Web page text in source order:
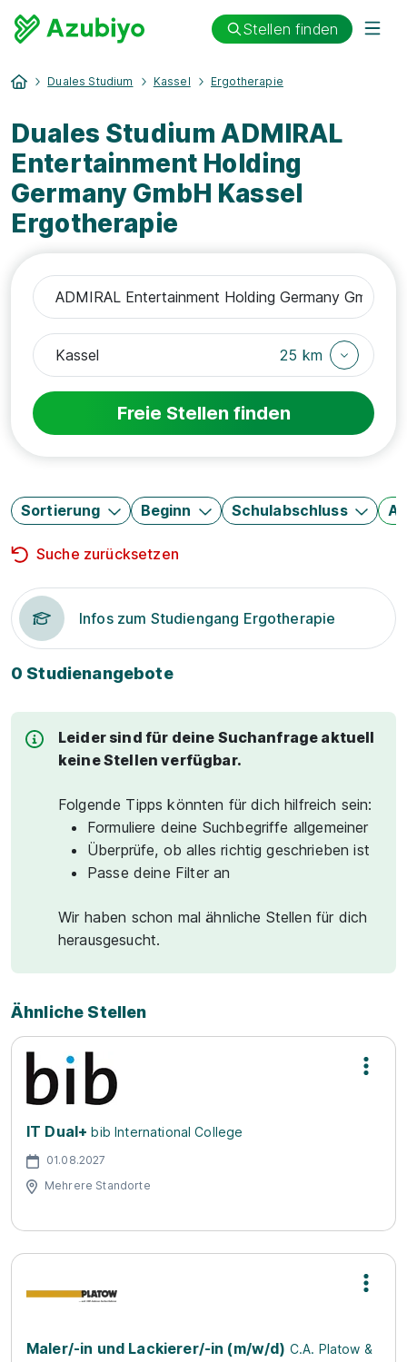
Stellen finden
Duales Studium Kassel Ergotherapie
Duales Studium ADMIRAL
Entertainment Holding
Germany GmbH Kassel
Ergotherapie
25 km
Freie Stellen finden
Sortierung Beginn Schulabschluss
Suche zurücksetzen
Infos zum Studiengang Ergotherapie
0 Studienangebote
Leider sind für deine Suchanfrage aktuell
keine Stellen verfügbar.
Folgende Tipps könnten für dich hilfreich sein:
Formuliere deine Suchbegriffe allgemeiner
Überprüfe, ob alles richtig geschrieben ist
Passe deine Filter an
Wir haben schon mal ähnliche Stellen für dich
herausgesucht.
Ähnliche Stellen
IT Dual+ bib International College
01.08.2027
Mehrere Standorte
Maler/-in und Lackierer/-in (m/w/d) C.A. Platow &